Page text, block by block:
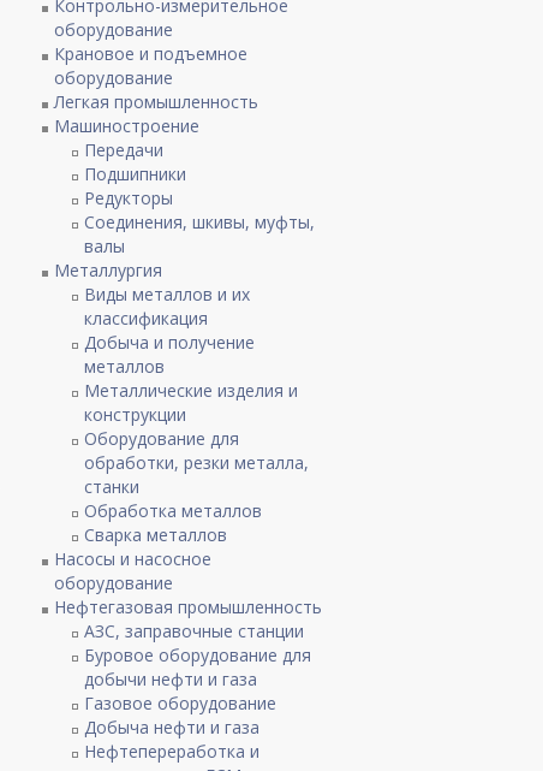
Контрольно-измерительное
оборудование
Крановое и подъемное
оборудование
Легкая промышленность
Машиностроение
Передачи
Подшипники
Редукторы
Соединения, шкивы, муфты,
валы
Металлургия
Виды металлов и их
классификация
Добыча и получение
металлов
Металлические изделия и
конструкции
Оборудование для
обработки, резки металла,
станки
Обработка металлов
Сварка металлов
Насосы и насосное
оборудование
Нефтегазовая промышленность
АЗС, заправочные станции
Буровое оборудование для
добычи нефти и газа
Газовое оборудование
Добыча нефти и газа
Нефтепереработка и